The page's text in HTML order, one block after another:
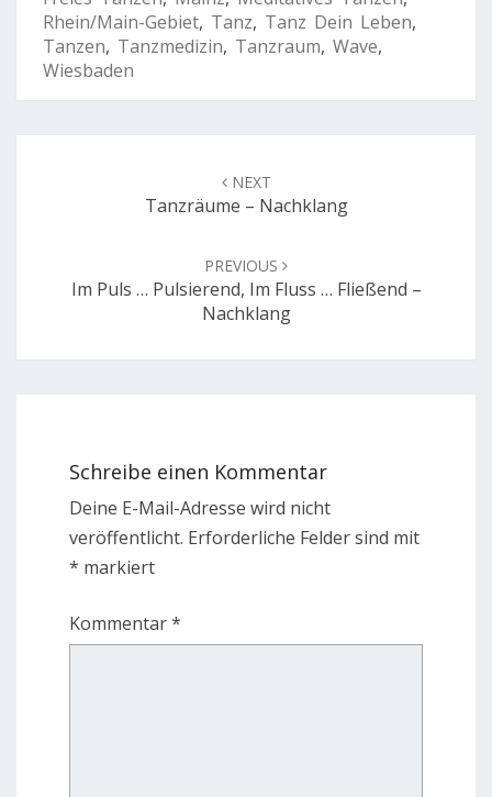
Rhein/Main-Gebiet, Tanz, Tanz Dein Leben,
Tanzen, Tanzmedizin, Tanzraum, Wave,
Wiesbaden
NEXT
Tanzräume – Nachklang
PREVIOUS
Im Puls … Pulsierend, Im Fluss … Fließend –
Nachklang
Schreibe einen Kommentar
Deine E-Mail-Adresse wird nicht
veröffentlicht. Erforderliche Felder sind mit
* markiert
Kommentar*